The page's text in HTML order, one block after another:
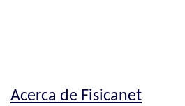
Acerca de Fisicanet